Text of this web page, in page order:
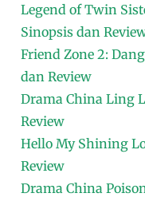
Legend of Twin
Sinopsis dan
Friend Zone 2:
dan Review
Drama China Ling
Review
Hello My Shining
Review
Drama China